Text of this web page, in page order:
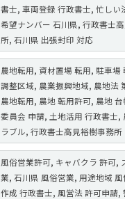
書士, 車両登録 行政書士, 忙しい
希望ナンバー 石川県, 行政書士
所, 石川県 出張封印 対応
農地転用, 資材置場 転用, 駐車場
調整区域, 農業振興地域, 農地法
農地転用, 農地 転用許可, 農地
委員会 申請, 土地活用 行政書士,
ラブル, 行政書士高見裕樹事務所
風俗営業許可, キャバクラ 許可,
業, 石川県 風俗営業, 用途地域
作成 行政書士, 風営法 許可申請,